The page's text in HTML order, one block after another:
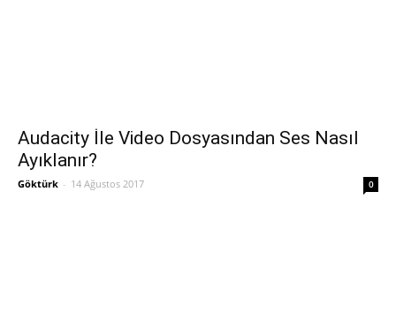
Audacity İle Video Dosyasından Ses Nasıl
Ayıklanır?
Göktürk - 14 Ağustos 2017 0